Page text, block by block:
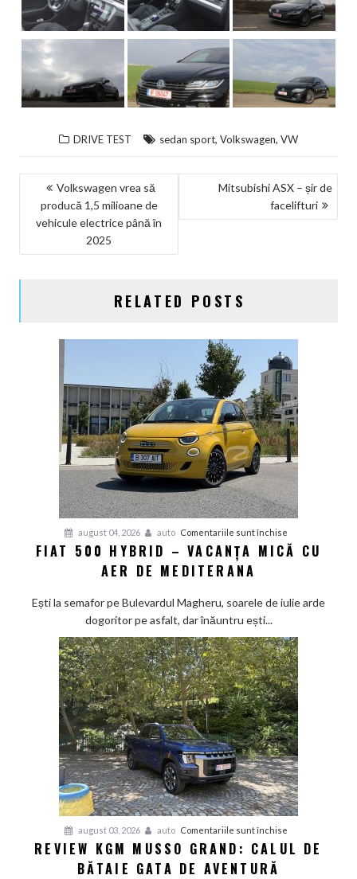
DRIVE TEST sedan sport, Volkswagen, VW
NAVIGARE
ARTICOLE
Volkswagen vrea să
producă 1,5 milioane de
vehicule electrice până în
2025
Mitsubishi ASX – șir de
facelifturi
RELATED POSTS
august 04, 2026 auto Comentariile sunt închise
Fiat
–
mică
cu
aer
de
Mediterana
FIAT 500 HYBRID – VACANȚA MICĂ CU
AER DE MEDITERANA
Ești la semafor pe Bulevardul Magheru, soarele de iulie arde
dogoritor pe asfalt, dar înăuntru ești...
august 03, 2026 auto Comentariile sunt închise
Review
REVIEW KGM MUSSO GRAND: CALUL DE
BĂTAIE GATA DE AVENTURĂ